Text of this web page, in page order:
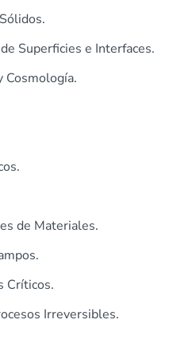
Superficies e Interfaces.
Cosmología.
de Materiales.
Críticos.
Irreversibles.